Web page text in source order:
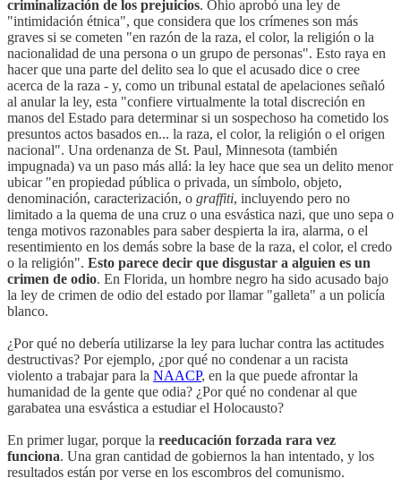
criminalización de los prejuicios. Ohio aprobó una ley de
"intimidación étnica", que considera que los crímenes son más
graves si se cometen "en razón de la raza, el color, la religión o la
nacionalidad de una persona o un grupo de personas". Esto raya en
hacer que una parte del delito sea lo que el acusado dice o cree
acerca de la raza - y, como un tribunal estatal de apelaciones señaló
al anular la ley, esta "confiere virtualmente la total discreción en
manos del Estado para determinar si un sospechoso ha cometido los
presuntos actos basados ​​en... la raza, el color, la religión o el origen
nacional". Una ordenanza de St. Paul, Minnesota (también
impugnada) va un paso más allá: la ley hace que sea un delito menor
ubicar "en propiedad pública o privada, un símbolo, objeto,
denominación, caracterización, o graffiti, incluyendo pero no
limitado a la quema de una cruz o una esvástica nazi, que uno sepa o
tenga motivos razonables para saber despierta la ira, alarma, o el
resentimiento en los demás sobre la base de la raza, el color, el credo
o la religión". Esto parece decir que disgustar a alguien es un
crimen de odio. En Florida, un hombre negro ha sido acusado bajo
la ley de crimen de odio del estado por llamar "galleta" a un policía
blanco.
¿Por qué no debería utilizarse la ley para luchar contra las actitudes
destructivas? Por ejemplo, ¿por qué no condenar a un racista
violento a trabajar para la NAACP, en la que puede afrontar la
humanidad de la gente que odia? ¿Por qué no condenar al que
garabatea una esvástica a estudiar el Holocausto?
En primer lugar, porque la reeducación forzada rara vez
funciona. Una gran cantidad de gobiernos la han intentado, y los
resultados están por verse en los escombros del comunismo.